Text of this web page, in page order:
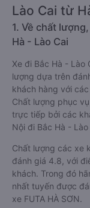
Lào Cai từ
1. Về chất
Hà - Lào Cai
Xe đi Bắc Hà -
lượng dựa trên
khách hàng với
Chất lượng phục
trực tiếp bởi các
Nội đi Bắc Hà - Lào
Chất lượng các xe
đánh giá 4.8, với
khách. Trong đó
nhất tuyến được
xe FUTA HÀ SƠN.